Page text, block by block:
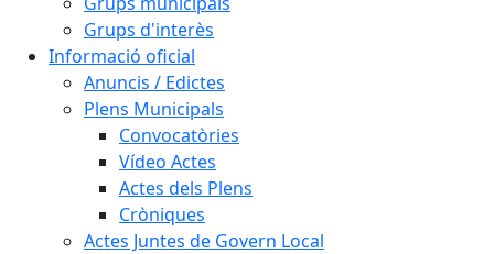
Grups d'interès
Informació oficial
Anuncis / Edictes
Plens Municipals
Convocatòries
Vídeo Actes
Actes dels Plens
Cròniques
Actes Juntes de Govern Local